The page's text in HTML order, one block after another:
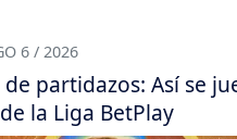
6 / 2026
de partidazos: Así se
la Liga BetPlay